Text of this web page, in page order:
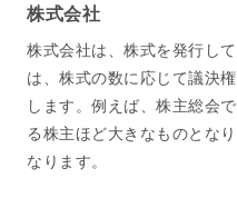
株式会社
株式会社は、株式を発行し
は、株式の数に応じて議決
します。例えば、株主総会
る株主ほど大きなものとな
なります。